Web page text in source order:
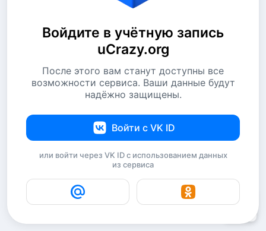
Войдите в учётную запись
uCrazy.org
После этого вам станут доступны все
возможности сервиса. Ваши данные будут
надёжно защищены.
Войти с VK ID
или войти через VK ID с использованием данных
из сервиса